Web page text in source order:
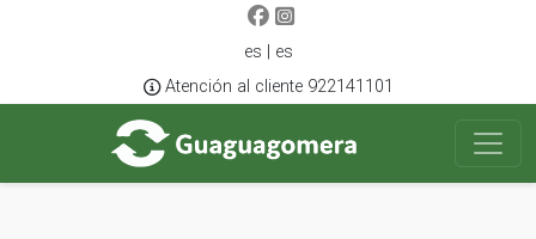
es | es
Atención al cliente 922141101